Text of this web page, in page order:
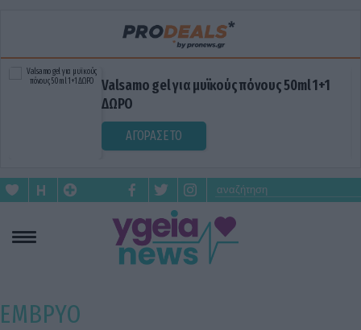
Valsamo gel για μυϊκούς πόνους 50ml 1+1
ΔΩΡΟ
ΑΓΟΡΑΣΕ ΤΟ
ΕΜΒΡΥΟ